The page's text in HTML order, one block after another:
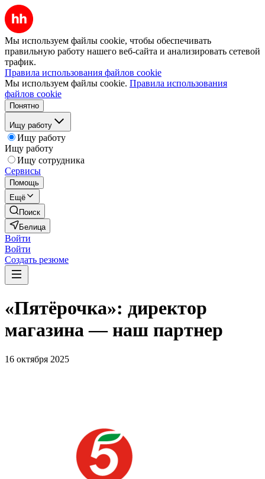
Мы используем файлы cookie, чтобы обеспечивать
правильную работу нашего веб-сайта и анализировать сетевой
трафик.
Правила использования файлов cookie
Мы используем файлы cookie. Правила использования
файлов cookie
Понятно
Ищу работу
Ищу работу
Ищу работу
Ищу сотрудника
Сервисы
Помощь
Ещё
Поиск
Белица
Войти
Войти
Создать резюме
«Пятёрочка»: директор
магазина — наш партнер
16 октября 2025